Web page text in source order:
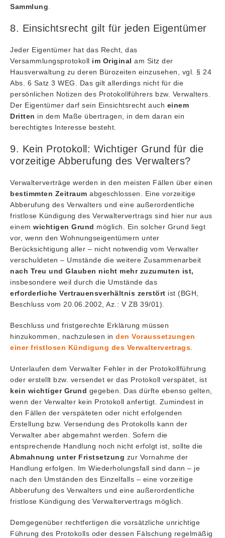
Sammlung
8. Einsichtsrecht gilt für jeden Eigentümer
Jeder Eigentümer hat das Recht, das
Versammlungsprotokoll im Original am Sitz der
Hausverwaltung zu deren Bürozeiten einzusehen, vgl. § 24
Abs. 6 Satz 3 WEG. Das gilt allerdings nicht für die
persönlichen Notizen des Protokollführers bzw. Verwalters.
Der Eigentümer darf sein Einsichtsrecht auch einem
Dritten in dem Maße übertragen, in dem daran ein
berechtigtes Interesse besteht.
9. Kein Protokoll: Wichtiger Grund für die
vorzeitige Abberufung des Verwalters?
Verwalterverträge werden in den meisten Fällen über einen
bestimmten Zeitraum abgeschlossen. Eine vorzeitige
Abberufung des Verwalters und eine außerordentliche
fristlose Kündigung des Verwaltervertrags sind hier nur aus
einem wichtigen Grund möglich. Ein solcher Grund liegt
vor, wenn den Wohnungseigentümern unter
Berücksichtigung aller – nicht notwendig vom Verwalter
verschuldeten – Umstände die weitere Zusammenarbeit
nach Treu und Glauben nicht mehr zuzumuten ist,
insbesondere weil durch die Umstände das
erforderliche Vertrauensverhältnis zerstört ist (BGH,
Beschluss vom 20.06.2002, Az.: V ZB 39/01).
Beschluss und fristgerechte Erklärung müssen
hinzukommen, nachzulesen in den Voraussetzungen
einer fristlosen Kündigung des Verwaltervertrags
Unterlaufen dem Verwalter Fehler in der Protokollführung
oder erstellt bzw. versendet er das Protokoll verspätet, ist
kein wichtiger Grund gegeben. Das dürfte ebenso gelten,
wenn der Verwalter kein Protokoll anfertigt. Zumindest in
den Fällen der verspäteten oder nicht erfolgenden
Erstellung bzw. Versendung des Protokolls kann der
Verwalter aber abgemahnt werden. Sofern die
entsprechende Handlung noch nicht erfolgt ist, sollte die
Abmahnung unter Fristsetzung zur Vornahme der
Handlung erfolgen. Im Wiederholungsfall sind dann – je
nach den Umständen des Einzelfalls – eine vorzeitige
Abberufung des Verwalters und eine außerordentliche
fristlose Kündigung des Verwaltervertrags möglich.
Demgegenüber rechtfertigen die vorsätzliche unrichtige
Führung des Protokolls oder dessen Fälschung regelmäßig